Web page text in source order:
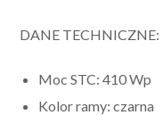
DANE TECHNICZNE:
Moc STC: 410 Wp
Kolor ramy: czarna